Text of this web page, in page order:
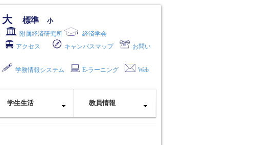
大 標準
小
附属経済研究所
経済学会
アクセス キャンパスマップ
お問い
学務情報システム E-ラーニング
Web
学生生活 教員情報